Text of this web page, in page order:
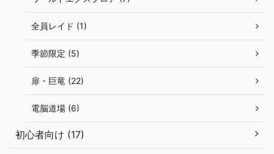
全員レイド (1)
季節限定 (5)
扉・巨竜 (22)
電脳道場 (6)
初心者向け (17)